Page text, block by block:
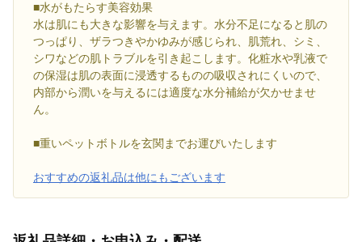
■水がもたらす美容効果
水は肌にも大きな影響を与えます。水分不足になると肌の
つっぱり、ザラつきやかゆみが感じられ、肌荒れ、シミ、
シワなどの肌トラブルを引き起こします。化粧水や乳液で
の保湿は肌の表面に浸透するものの吸収されにくいので、
内部から潤いを与えるには適度な水分補給が欠かせませ
ん。
■重いペットボトルを玄関までお運びいたします
おすすめの返礼品は他にもございます